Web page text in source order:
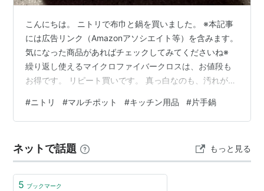
こんにちは。 ニトリで布巾と鍋を買いました。 ※本記事
には広告リンク（Amazonアソシエイト等）を含みます。
気になった商品があればチェックしてみてくださいね※
繰り返し使えるマイクロファイバークロスは、お値段も
お得です。 リピート買いです。 真っ白なのも、汚れがわ
す。 使っていた片手鍋が壊れてしまったので、買い替え
ました。 ニトリのマルチポットは、8種の調理ができる
ができるマルチポットも店頭に並んでいました。 そちら
は「蒸す」こともできるようです。 まずはごはんを炊い
#ニトリ #マルチポット #キッチン用品 #片手鍋
ネットで話題 もっと見る
5 ブックマーク